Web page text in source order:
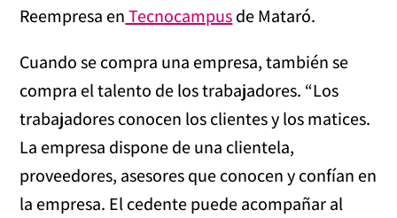
Reempresa enTecnocampusde Mataró.
Cuando se compra una empresa, también se
compra el talento de los trabajadores. “Los
trabajadores conocen los clientes y los matices.
La empresa dispone de una clientela,
proveedores, asesores que conocen y confían en
la empresa. El cedente puede acompañar al